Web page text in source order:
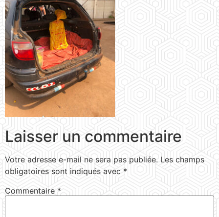
Laisser un commentaire
Votre adresse e-mail ne sera pas publiée. Les champs
obligatoires sont indiqués avec *
Commentaire *